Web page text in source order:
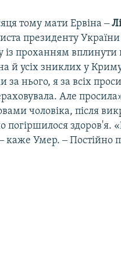
тому мати Ервіна ‒
президенту
проханням вплинути
й усіх зниклих у Криму
за нього, я за всіх
Але
чоловіка, після
погіршилося здоров'я.
каже Умер. ‒ Постійно